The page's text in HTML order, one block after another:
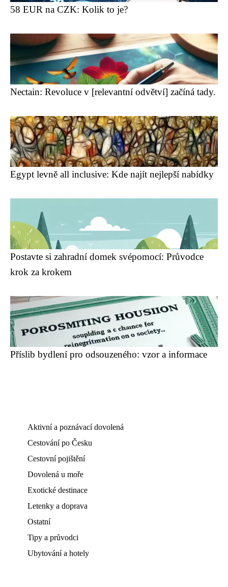
58 EUR na CZK: Kolik to je?
Nectain: Revoluce v [relevantní odvětví] začíná tady.
Egypt levně all inclusive: Kde najít nejlepší nabídky
Postavte si zahradní domek svépomocí: Průvodce
krok za krokem
Příslib bydlení pro odsouzeného: vzor a informace
Aktivní a poznávací dovolená
Cestování po Česku
Cestovní pojištění
Dovolená u moře
Exotické destinace
Letenky a doprava
Ostatní
Tipy a průvodci
Ubytování a hotely